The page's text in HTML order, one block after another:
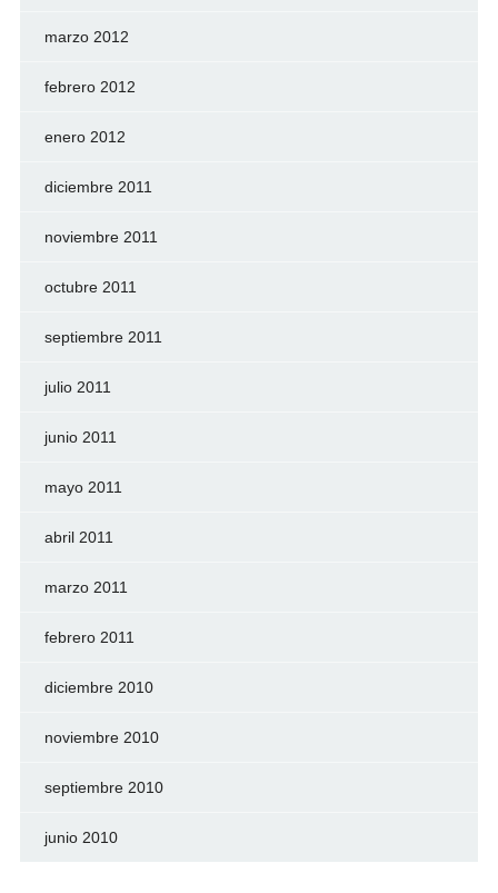
marzo 2012
febrero 2012
enero 2012
diciembre 2011
noviembre 2011
octubre 2011
septiembre 2011
julio 2011
junio 2011
mayo 2011
abril 2011
marzo 2011
febrero 2011
diciembre 2010
noviembre 2010
septiembre 2010
junio 2010